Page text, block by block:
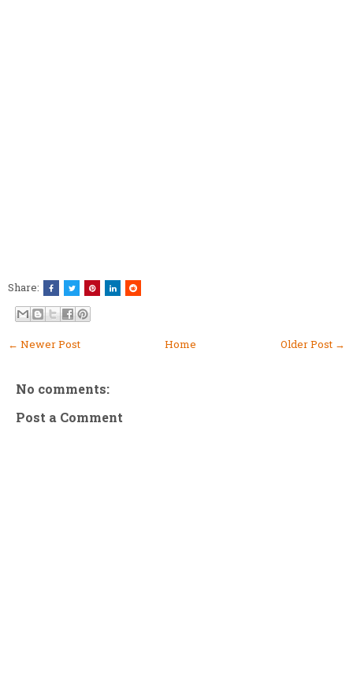
Share:
← Newer Post Older Post →
Home
No comments:
Post a Comment